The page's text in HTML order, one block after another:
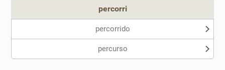
percorri
percorrido
percurso